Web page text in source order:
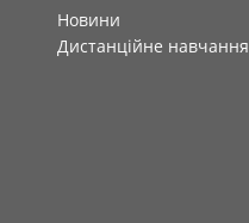
Новини
Дистанційне навчання